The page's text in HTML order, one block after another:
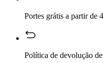
Portes grátis a partir de
Política de devolução